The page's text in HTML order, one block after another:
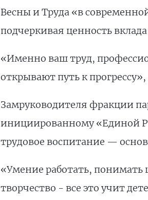
Весны и Труда «в
подчеркивая ценность
«Именно ваш труд,
открывают путь к
Замруководителя фракции
инициированному «Единой
трудовое воспитание —
«Умение работать, понимать
творчество - все это учит